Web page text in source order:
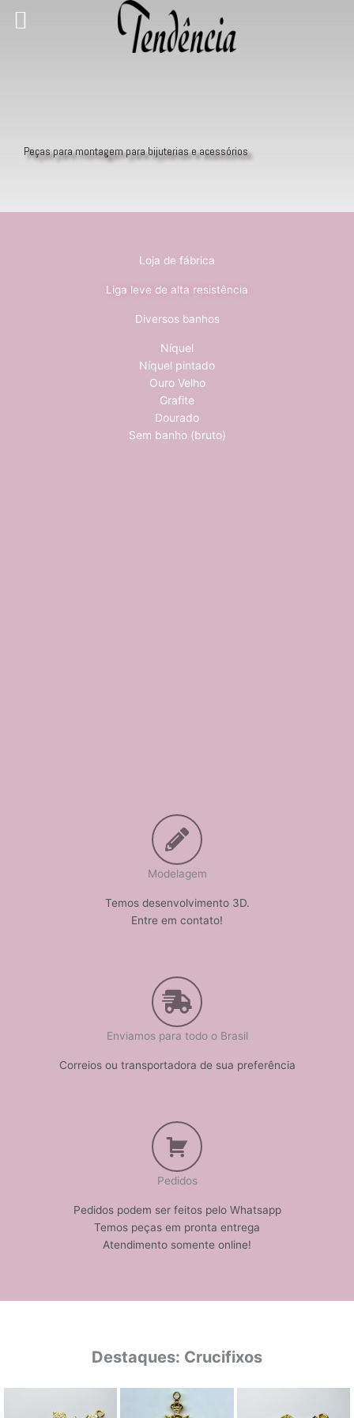
para
Peças para montagem para bijuterias e acessórios
Loja de fábrica
Liga leve de alta resistência
Diversos banhos
Níquel
Níquel pintado
Ouro Velho
Grafite
Dourado
Sem banho (bruto)
Modelagem
Temos desenvolvimento 3D.
Entre em contato!
Enviamos para todo o Brasil
Correios ou transportadora de sua preferência
Pedidos
Pedidos podem ser feitos pelo Whatsapp
Temos peças em pronta entrega
Atendimento somente online!
Destaques: Crucifixos